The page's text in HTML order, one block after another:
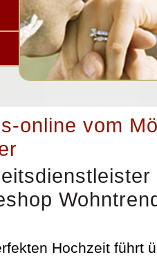
online vom
Hochzeit führt